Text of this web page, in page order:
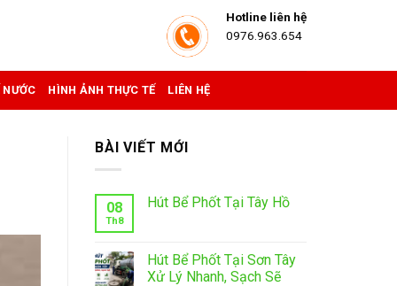
Hotline liên hệ
0976.963.654
NƯỚC HÌNH ẢNH THỰC TẾ LIÊN HỆ
BÀI VIẾT MỚI
08
Th8
Hút Bể Phốt Tại Tây Hồ
Hút Bể Phốt Tại Sơn Tây
Xử Lý Nhanh, Sạch Sẽ